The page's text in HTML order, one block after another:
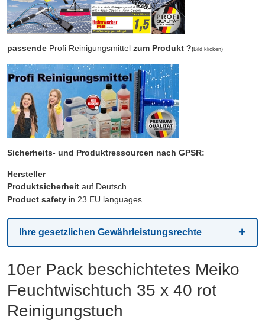
passende Profi Reinigungsmittel zum Produkt ?(Bild klicken)
Sicherheits- und Produktressourcen nach GPSR:
Hersteller
Produktsicherheit auf Deutsch
Product safety in 23 EU languages
Ihre gesetzlichen Gewährleistungsrechte
10er Pack beschichtetes Meiko
Feuchtwischtuch 35 x 40 rot
Reinigungstuch